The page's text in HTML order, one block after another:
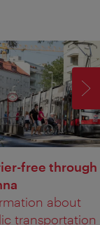
free through
about
transportation